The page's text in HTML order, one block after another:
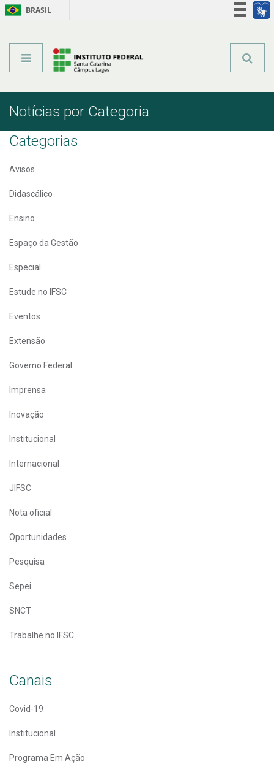
BRASIL
Notícias por Categoria
Categorias
Avisos
Didascálico
Ensino
Espaço da Gestão
Especial
Estude no IFSC
Eventos
Extensão
Governo Federal
Imprensa
Inovação
Institucional
Internacional
JIFSC
Nota oficial
Oportunidades
Pesquisa
Sepei
SNCT
Trabalhe no IFSC
Canais
Covid-19
Institucional
Programa Em Ação